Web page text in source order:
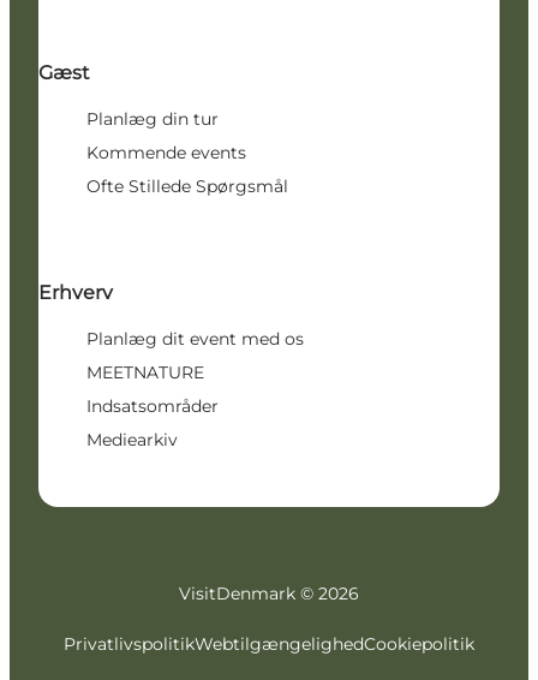
Gæst
Planlæg din tur
Kommende events
Ofte Stillede Spørgsmål
Erhverv
Planlæg dit event med os
MEETNATURE
Indsatsområder
Mediearkiv
VisitDenmark © 2026
PrivatlivspolitikWebtilgængelighedCookiepolitik